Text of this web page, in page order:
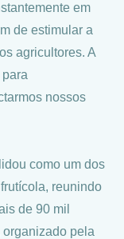
em
de estimular a
agricultores. A
nossos
como um dos
reunindo
de 90 mil
pela